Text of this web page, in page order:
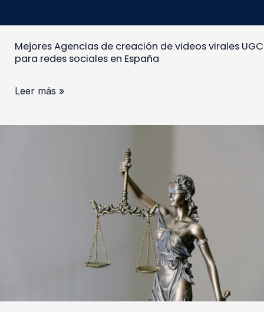
Mejores Agencias de creación de videos virales UGC
para redes sociales en España
sociales
España
Leer más »